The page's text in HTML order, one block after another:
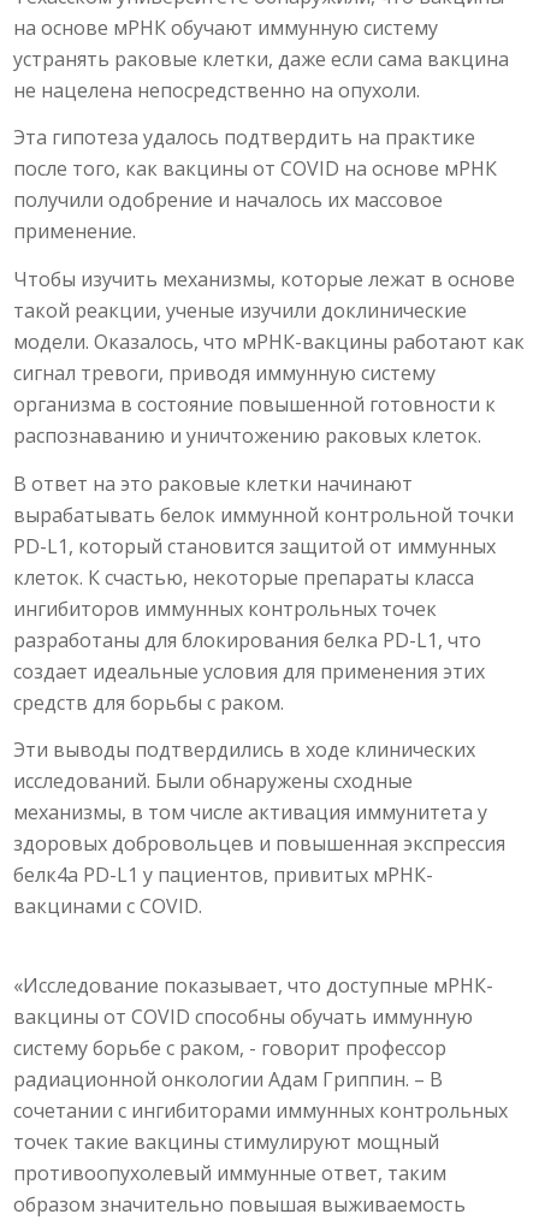
на основе мРНК обучают иммунную систему
устранять раковые клетки, даже если сама вакцина
не нацелена непосредственно на опухоли.
Эта гипотеза удалось подтвердить на практике
после того, как вакцины от COVID на основе мРНК
получили одобрение и началось их массовое
применение.
Чтобы изучить механизмы, которые лежат в основе
такой реакции, ученые изучили доклинические
модели. Оказалось, что мРНК-вакцины работают как
сигнал тревоги, приводя иммунную систему
организма в состояние повышенной готовности к
распознаванию и уничтожению раковых клеток.
В ответ на это раковые клетки начинают
вырабатывать белок иммунной контрольной точки
PD-L1, который становится защитой от иммунных
клеток. К счастью, некоторые препараты класса
ингибиторов иммунных контрольных точек
разработаны для блокирования белка PD-L1, что
создает идеальные условия для применения этих
средств для борьбы с раком.
Эти выводы подтвердились в ходе клинических
исследований. Были обнаружены сходные
механизмы, в том числе активация иммунитета у
здоровых добровольцев и повышенная экспрессия
белк4а PD-L1 у пациентов, привитых мРНК-
вакцинами с COVID.
«Исследование показывает, что доступные мРНК-
вакцины от COVID способны обучать иммунную
систему борьбе с раком, - говорит профессор
радиационной онкологии Адам Гриппин. – В
сочетании с ингибиторами иммунных контрольных
точек такие вакцины стимулируют мощный
противоопухолевый иммунные ответ, таким
образом значительно повышая выживаемость